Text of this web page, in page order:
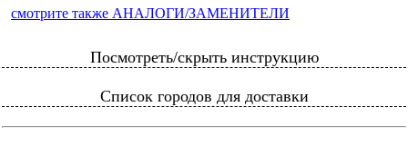
смотрите также АНАЛОГИ/ЗАМЕНИТЕЛИ
Посмотреть/скрыть инструкцию
Список городов для доставки